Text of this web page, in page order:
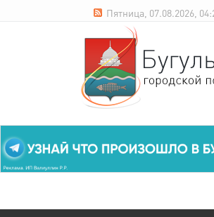
Пятница, 07.08.2026,